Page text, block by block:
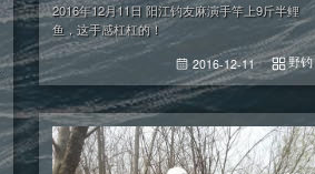
2016年12月11日 阳江钓友麻演手竿上9斤半鲤
鱼，这手感杠杠的！
2016-12-11 野钓